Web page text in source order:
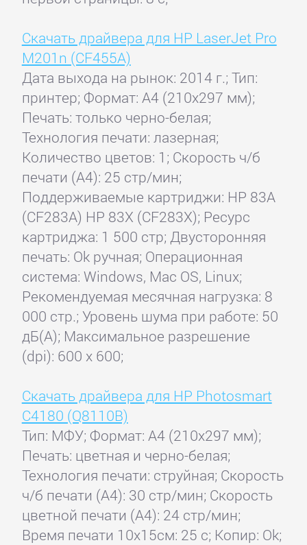
Скачать драйвера для HP LaserJet Pro
M201n (CF455A)
Дата выхода на рынок: 2014 г.; Тип:
принтер; Формат: A4 (210x297 мм);
Печать: только черно-белая;
Технология печати: лазерная;
Количество цветов: 1; Скорость ч/б
печати (А4): 25 стр/мин;
Поддерживаемые картриджи: HP 83A
(CF283A) HP 83X (CF283X); Ресурс
картриджа: 1 500 стр; Двусторонняя
печать: Ok ручная; Операционная
система: Windows, Mac OS, Linux;
Рекомендуемая месячная нагрузка: 8
000 стр.; Уровень шума при работе: 50
дБ(А); Максимальное разрешение
(dpi): 600 x 600;
Скачать драйвера для HP Photosmart
C4180 (Q8110B)
Тип: МФУ; Формат: A4 (210x297 мм);
Печать: цветная и черно-белая;
Технология печати: струйная; Скорость
ч/б печати (А4): 30 стр/мин; Скорость
цветной печати (А4): 24 стр/мин;
Время печати 10x15см: 25 с; Копир: Ok;